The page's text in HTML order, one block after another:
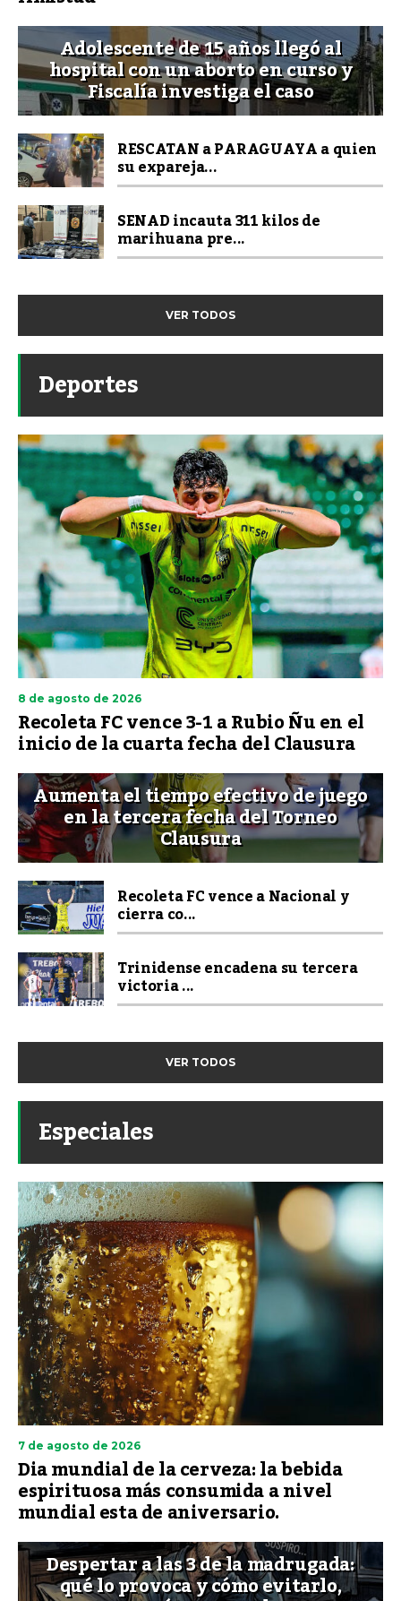
Adolescente de 15 años llegó al
hospital con un aborto en curso y
Fiscalía investiga el caso
RESCATAN a PARAGUAYA a quien
su expareja...
SENAD incauta 311 kilos de
marihuana pre...
VER TODOS
Deportes
8 de agosto de 2026
Recoleta FC vence 3-1 a Rubio Ñu en el
inicio de la cuarta fecha del Clausura
Aumenta el tiempo efectivo de juego
en la tercera fecha del Torneo
Clausura
Recoleta FC vence a Nacional y
cierra co...
Trinidense encadena su tercera
victoria ...
VER TODOS
Especiales
7 de agosto de 2026
Dia mundial de la cerveza: la bebida
espirituosa más consumida a nivel
mundial esta de aniversario.
Despertar a las 3 de la madrugada:
qué lo provoca y cómo evitarlo,